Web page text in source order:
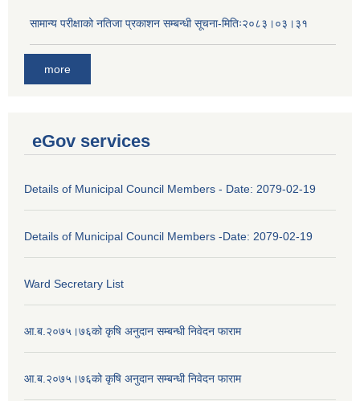
सामान्य परीक्षाको नतिजा प्रकाशन सम्बन्धी सूचना-मितिः२०८३।०३।३१
more
eGov services
Details of Municipal Council Members - Date: 2079-02-19
Details of Municipal Council Members -Date: 2079-02-19
Ward Secretary List
आ.ब.२०७५।७६को कृषि अनुदान सम्बन्धी निवेदन फाराम
आ.ब.२०७५।७६को कृषि अनुदान सम्बन्धी निवेदन फाराम